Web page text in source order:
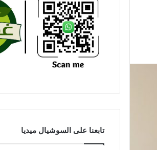
تابعنا على السوشيال ميديا